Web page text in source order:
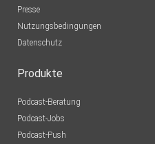
Presse
Nutzungsbedingungen
Datenschutz
Produkte
Podcast-Beratung
Podcast-Jobs
Podcast-Push